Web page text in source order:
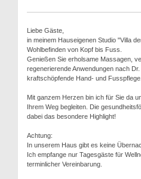
Liebe Gäste,
in meinem Hauseigenen Studio "Villa
Wohlbefinden von Kopf bis Fuss.
Genießen Sie erholsame Massagen,
regenerierende Anwendungen nach
kraftschöpfende Hand- und Fusspflege.
Mit ganzem Herzen bin ich für Sie da
Ihrem Weg begleiten. Die
dabei das besondere Highlight!
Achtung:
In unserem Haus gibt es keine
Ich empfange nur Tagesgäste für
terminlicher Vereinbarung.